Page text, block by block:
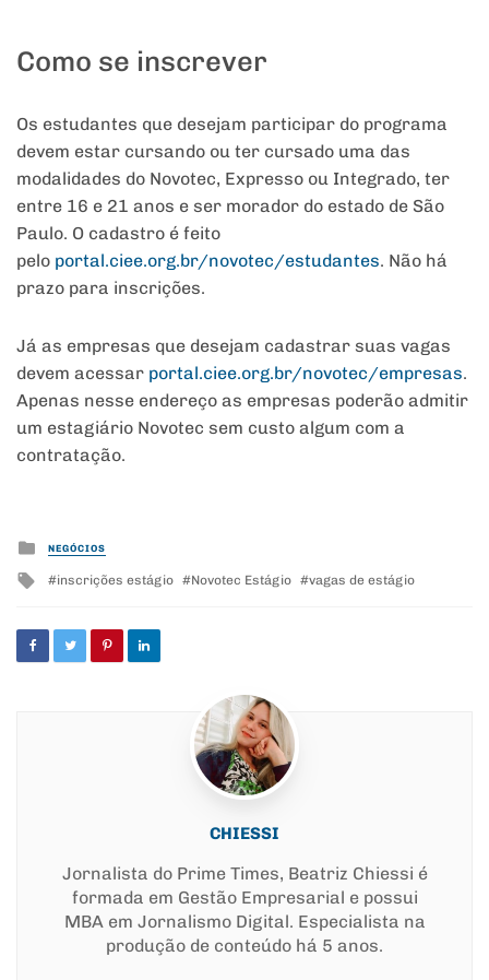
Como se inscrever
Os estudantes que desejam participar do programa
devem estar cursando ou ter cursado uma das
modalidades do Novotec, Expresso ou Integrado, ter
entre 16 e 21 anos e ser morador do estado de São
Paulo. O cadastro é feito
pelo portal.ciee.org.br/novotec/estudantes. Não há
prazo para inscrições.
Já as empresas que desejam cadastrar suas vagas
devem acessar portal.ciee.org.br/novotec/empresas.
Apenas nesse endereço as empresas poderão admitir
um estagiário Novotec sem custo algum com a
contratação.
Posted
in
NEGÓCIOS
Tagged
inscrições estágio Novotec Estágio vagas de estágio
CHIESSI
Jornalista do Prime Times, Beatriz Chiessi é
formada em Gestão Empresarial e possui
MBA em Jornalismo Digital. Especialista na
produção de conteúdo há 5 anos.